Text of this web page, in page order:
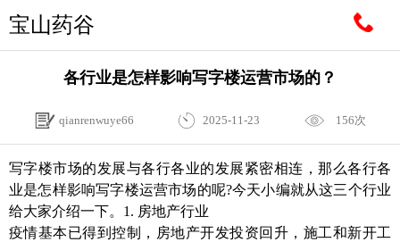
宝山药谷
各行业是怎样影响写字楼运营市场的？
qianrenwuye66 2025-11-23 156次
写字楼市场的发展与各行各业的发展紧密相连，那么各行各
业是怎样影响写字楼运营市场的呢?今天小编就从这三个行业
给大家介绍一下。1. 房地产行业
疫情基本已得到控制，房地产开发投资回升，施工和新开工